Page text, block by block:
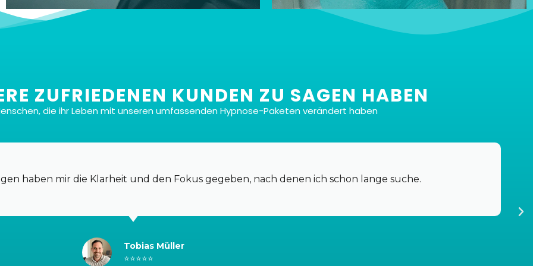
mit sorgfältig ausgewählter Hintergrundmusik, um
genau auf deine Wünsche und Vorlieben
ZUFRIEDENEN KUNDEN ZU SAGEN HABEN
die ihr Leben mit unseren umfassenden Hypnose-Paketen verändert haben
haben mir die Klarheit und den Fokus gegeben, nach denen ich schon lange suche.
Tobias Müller
⭐⭐⭐⭐⭐